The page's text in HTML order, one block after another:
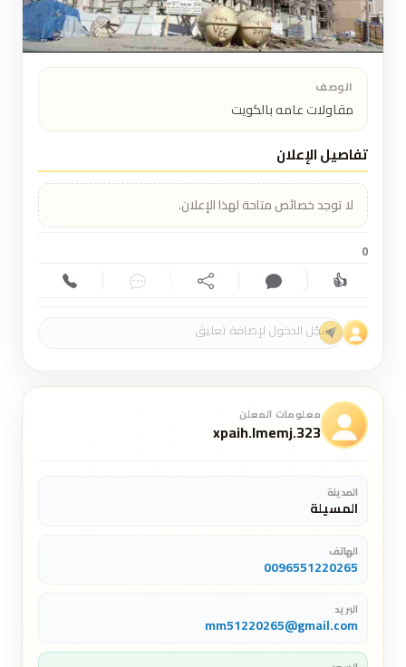
الوصف
مقاولات عامه بالكويت
تفاصيل الإعلان
لا توجد خصائص متاحة لهذا الإعلان.
0
👍إعجاب (0) تعليق (0) مشاركة دردشة اتصال
معلومات المعلن
xpaih.lmemj.323
المدينة
المسيلة
الهاتف
0096551220265
البريد
mm51220265@gmail.com